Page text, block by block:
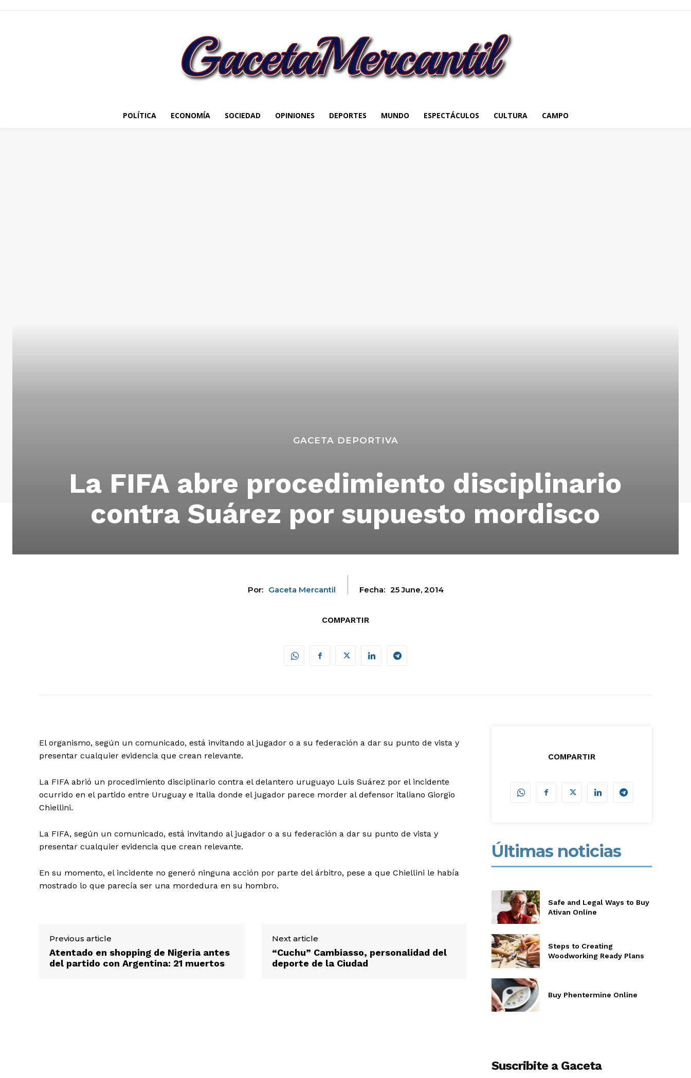
POLÍTICA ECONOMÍA SOCIEDAD OPINIONES DEPORTES MUNDO ESPECTÁCULOS CULTURA CAMPO
GACETA DEPORTIVA
La FIFA abre procedimiento disciplinario
contra Suárez por supuesto mordisco
Por: Gaceta Mercantil Fecha: 25 June, 2014
COMPARTIR
El organismo, según un comunicado, está invitando al jugador o a su federación a dar su punto de vista y
presentar cualquier evidencia que crean relevante.
La FIFA abrió un procedimiento disciplinario contra el delantero uruguayo Luis Suárez por el incidente
ocurrido en el partido entre Uruguay e Italia donde el jugador parece morder al defensor italiano Giorgio
Chiellini.
La FIFA, según un comunicado, está invitando al jugador o a su federación a dar su punto de vista y
presentar cualquier evidencia que crean relevante.
En su momento, el incidente no generó ninguna acción por parte del árbitro, pese a que Chiellini le había
mostrado lo que parecía ser una mordedura en su hombro.
Previous article
Atentado en shopping de Nigeria antes
del partido con Argentina: 21 muertos
Next article
“Cuchu” Cambiasso, personalidad del
deporte de la Ciudad
COMPARTIR
Últimas noticias
Safe and Legal Ways to Buy
Ativan Online
Steps to Creating
Woodworking Ready Plans
Buy Phentermine Online
Suscribite a Gaceta